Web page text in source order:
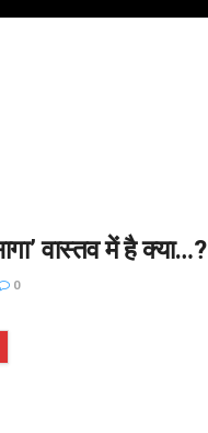
वास्तव में है क्या…?
0